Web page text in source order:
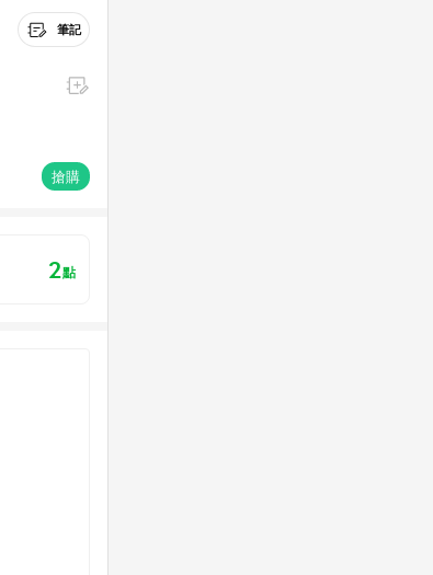
筆記
搶購
2點